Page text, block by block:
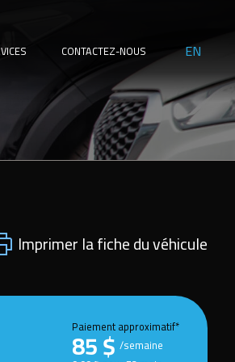
CONTACTEZ-NOUS EN
Imprimer la fiche du véhicule
Paiement approximatif*
85 $ /semaine